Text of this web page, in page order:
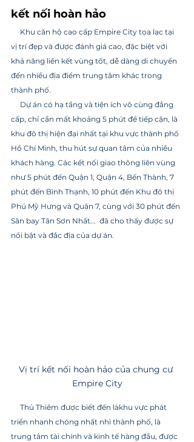
kết nối hoàn hảo
vị trí đẹp và được đánh giá cao, đặc biệt với
khả năng liên kết vùng tốt, dễ dàng di chuyển
đến nhiều địa điểm trung tâm khác trong
thành phố.
cấp, chỉ cần mất khoảng 5 phút để tiếp cận, là
khu đô thị hiện đại nhất tại khu vực thành phố
Hồ Chí Minh, thu hút sự quan tâm của nhiều
khách hàng. Các kết nối giao thông liên vùng
như 5 phút đến Quận 1, Quận 4, Bến Thành, 7
phút đến Bình Thạnh, 10 phút đến Khu đô thị
Phú Mỹ Hưng và Quận 7, cùng với 30 phút đến
Sân bay Tân Sơn Nhất...  đã cho thấy được sự
nổi bật và đắc địa của dự án.
Vị trí kết nối hoàn hảo của chung cư
Empire City
triển nhanh chóng nhất nhì thành phố, là
trung tâm tài chính và kinh tế hàng đầu, được